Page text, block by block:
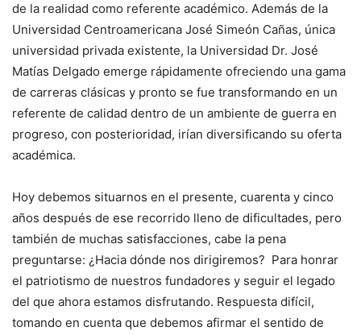
de la realidad como referente académico. Además de la
Universidad Centroamericana José Simeón Cañas, única
universidad privada existente, la Universidad Dr. José
Matías Delgado emerge rápidamente ofreciendo una gama
de carreras clásicas y pronto se fue transformando en un
referente de calidad dentro de un ambiente de guerra en
progreso, con posterioridad, irían diversificando su oferta
académica.
Hoy debemos situarnos en el presente, cuarenta y cinco
años después de ese recorrido lleno de dificultades, pero
también de muchas satisfacciones, cabe la pena
preguntarse: ¿Hacia dónde nos dirigiremos? Para honrar
el patriotismo de nuestros fundadores y seguir el legado
del que ahora estamos disfrutando. Respuesta difícil,
tomando en cuenta que debemos afirmar el sentido de